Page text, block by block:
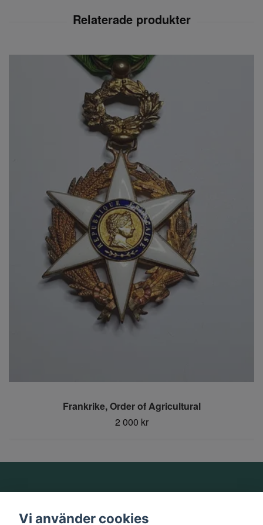
Frankrike, Order of Agricultural
2 000 kr
Vi använder cookies